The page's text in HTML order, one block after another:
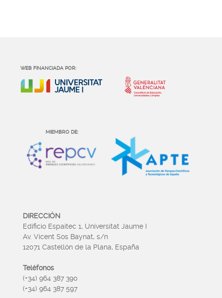
WEB FINANCIADA POR:
MIEMBRO DE:
DIRECCIÓN
Edificio Espaitec 1, Universitat Jaume I
Av. Vicent Sos Baynat, s/n
12071 Castellón de la Plana, España
Teléfonos
(+34) 964 387 390
(+34) 964 387 597